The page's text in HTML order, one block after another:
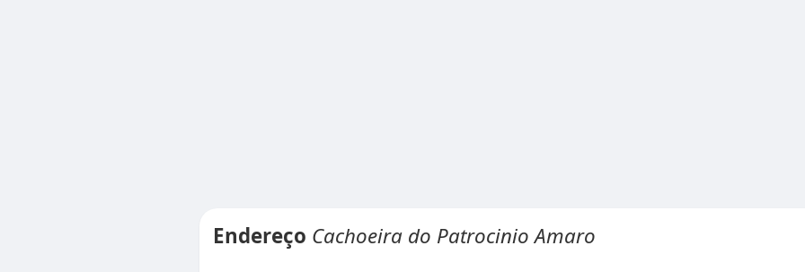
Endereço Cachoeira do Patrocinio Amaro